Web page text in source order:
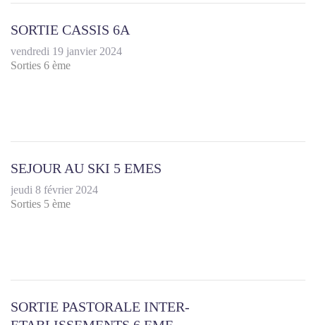
SORTIE CASSIS 6A
vendredi 19 janvier 2024
Sorties 6 ème
SEJOUR AU SKI 5 EMES
jeudi 8 février 2024
Sorties 5 ème
SORTIE PASTORALE INTER-